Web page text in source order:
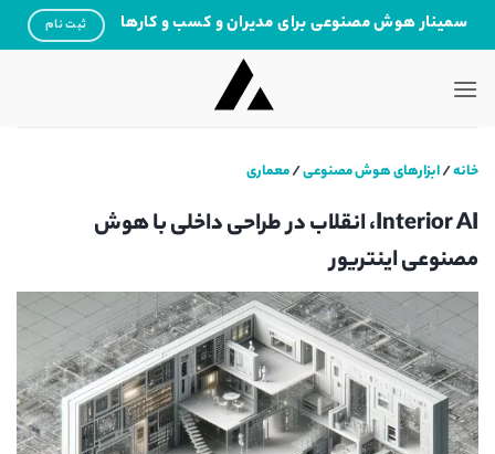
سمینار هوش مصنوعی برای مدیران و کسب و کارها ثبت نام
خانه/ابزارهای هوش مصنوعی/معماری
Interior AI، انقلاب در طراحی داخلی با هوش
مصنوعی اینتریور